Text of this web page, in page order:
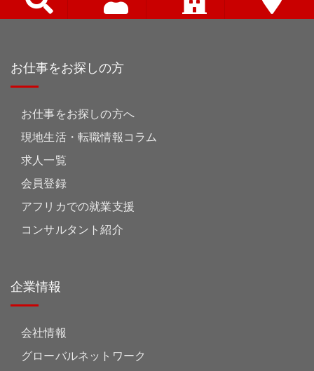
お仕事をお探しの方
お仕事をお探しの方へ
現地生活・転職情報コラム
求人一覧
会員登録
アフリカでの就業支援
コンサルタント紹介
企業情報
会社情報
グローバルネットワーク